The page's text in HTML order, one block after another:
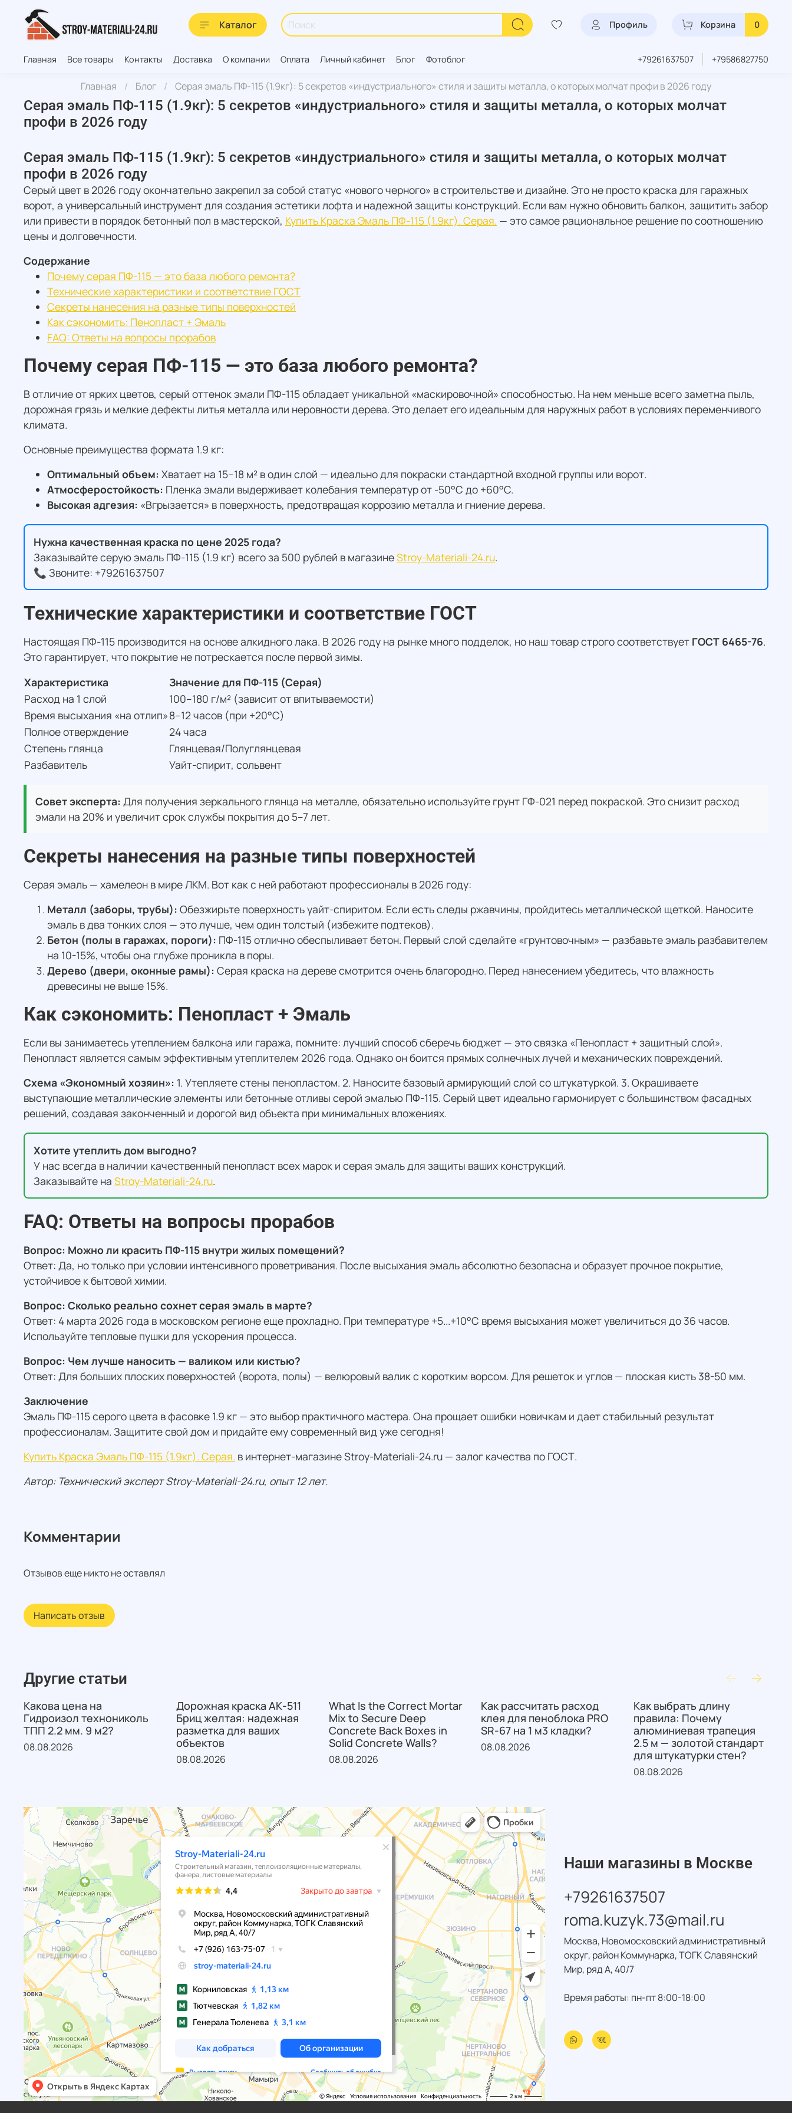
Каталог Профиль Корзина 0
Главная Все товары Контакты Доставка О компании Оплата Личный кабинет Блог Фотоблог +79261637507 +79586827750
Главная Блог Серая эмаль ПФ-115 (1.9кг): 5 секретов «индустриального» стиля и защиты металла, о которых молчат профи в 2026 году
Серая эмаль ПФ-115 (1.9кг): 5 секретов «индустриального» стиля и защиты металла, о которых молчат
профи в 2026 году
Серая эмаль ПФ-115 (1.9кг): 5 секретов «индустриального» стиля и защиты металла, о которых молчат
профи в 2026 году
Серый цвет в 2026 году окончательно закрепил за собой статус «нового черного» в строительстве и дизайне. Это не просто краска для гаражных
ворот, а универсальный инструмент для создания эстетики лофта и надежной защиты конструкций. Если вам нужно обновить балкон, защитить забор
или привести в порядок бетонный пол в мастерской, Купить Краска Эмаль ПФ-115 (1.9кг). Серая. — это самое рациональное решение по соотношению
цены и долговечности.
Содержание
Почему серая ПФ-115 — это база любого ремонта?
Технические характеристики и соответствие ГОСТ
Секреты нанесения на разные типы поверхностей
Как сэкономить: Пенопласт + Эмаль
FAQ: Ответы на вопросы прорабов
Почему серая ПФ-115 — это база любого ремонта?
В отличие от ярких цветов, серый оттенок эмали ПФ-115 обладает уникальной «маскировочной» способностью. На нем меньше всего заметна пыль,
дорожная грязь и мелкие дефекты литья металла или неровности дерева. Это делает его идеальным для наружных работ в условиях переменчивого
климата.
Основные преимущества формата 1.9 кг:
Оптимальный объем: Хватает на 15–18 м² в один слой — идеально для покраски стандартной входной группы или ворот.
Атмосферостойкость: Пленка эмали выдерживает колебания температур от -50°C до +60°C.
Высокая адгезия: «Вгрызается» в поверхность, предотвращая коррозию металла и гниение дерева.
Нужна качественная краска по цене 2025 года?
Заказывайте серую эмаль ПФ-115 (1.9 кг) всего за 500 рублей в магазинеStroy-Materiali-24.ru.
📞 Звоните: +79261637507
Технические характеристики и соответствие ГОСТ
Настоящая ПФ-115 производится на основе алкидного лака. В 2026 году на рынке много подделок, но наш товар строго соответствует ГОСТ 6465-76.
Это гарантирует, что покрытие не потрескается после первой зимы.
Характеристика
Значение для ПФ-115 (Серая)
Расход на 1 слой
100–180 г/м² (зависит от впитываемости)
Время высыхания «на отлип»8–12 часов (при +20°C)
Полное отверждение
24 часа
Степень глянца
Глянцевая/Полуглянцевая
Разбавитель
Уайт-спирит, сольвент
Совет эксперта: Для получения зеркального глянца на металле, обязательно используйте грунт ГФ-021 перед покраской. Это снизит расход
эмали на 20% и увеличит срок службы покрытия до 5–7 лет.
Секреты нанесения на разные типы поверхностей
Серая эмаль — хамелеон в мире ЛКМ. Вот как с ней работают профессионалы в 2026 году:
Металл (заборы, трубы): Обезжирьте поверхность уайт-спиритом. Если есть следы ржавчины, пройдитесь металлической щеткой. Наносите
эмаль в два тонких слоя — это лучше, чем один толстый (избежите подтеков).
Бетон (полы в гаражах, пороги): ПФ-115 отлично обеспыливает бетон. Первый слой сделайте «грунтовочным» — разбавьте эмаль разбавителем
на 10-15%, чтобы она глубже проникла в поры.
Дерево (двери, оконные рамы): Серая краска на дереве смотрится очень благородно. Перед нанесением убедитесь, что влажность
древесины не выше 15%.
Как сэкономить: Пенопласт + Эмаль
Если вы занимаетесь утеплением балкона или гаража, помните: лучший способ сберечь бюджет — это связка «Пенопласт + защитный слой».
Пенопласт является самым эффективным утеплителем 2026 года. Однако он боится прямых солнечных лучей и механических повреждений.
Схема «Экономный хозяин»: 1. Утепляете стены пенопластом. 2. Наносите базовый армирующий слой со штукатуркой. 3. Окрашиваете
выступающие металлические элементы или бетонные отливы серой эмалью ПФ-115. Серый цвет идеально гармонирует с большинством фасадных
решений, создавая законченный и дорогой вид объекта при минимальных вложениях.
Хотите утеплить дом выгодно?
У нас всегда в наличии качественный пенопласт всех марок и серая эмаль для защиты ваших конструкций.
Заказывайте на Stroy-Materiali-24.ru.
FAQ: Ответы на вопросы прорабов
Вопрос: Можно ли красить ПФ-115 внутри жилых помещений?
Ответ: Да, но только при условии интенсивного проветривания. После высыхания эмаль абсолютно безопасна и образует прочное покрытие,
устойчивое к бытовой химии.
Вопрос: Сколько реально сохнет серая эмаль в марте?
Ответ: 4 марта 2026 года в московском регионе еще прохладно. При температуре +5...+10°C время высыхания может увеличиться до 36 часов.
Используйте тепловые пушки для ускорения процесса.
Вопрос: Чем лучше наносить — валиком или кистью?
Ответ: Для больших плоских поверхностей (ворота, полы) — велюровый валик с коротким ворсом. Для решеток и углов — плоская кисть 38-50 мм.
Заключение
Эмаль ПФ-115 серого цвета в фасовке 1.9 кг — это выбор практичного мастера. Она прощает ошибки новичкам и дает стабильный результат
профессионалам. Защитите свой дом и придайте ему современный вид уже сегодня!
Купить Краска Эмаль ПФ-115 (1.9кг). Серая. в интернет-магазине Stroy-Materiali-24.ru — залог качества по ГОСТ.
Автор: Технический эксперт Stroy-Materiali-24.ru, опыт 12 лет.
Комментарии
Отзывов еще никто не оставлял
Написать отзыв
Другие статьи
Какова цена на
Гидроизол технониколь
ТПП 2.2 мм. 9 м2?
08.08.2026
Дорожная краска АК-511
Бриц желтая: надежная
разметка для ваших
объектов
08.08.2026
What Is the Correct Mortar
Mix to Secure Deep
Concrete Back Boxes in
Solid Concrete Walls?
08.08.2026
Как рассчитать расход
клея для пеноблока PRO
SR-67 на 1 м3 кладки?
08.08.2026
Как выбрать длину
правила: Почему
алюминиевая трапеция
2.5 м — золотой стандарт
для штукатурки стен?
08.08.2026
Наши магазины в Москве
+79261637507
roma.kuzyk.73@mail.ru
Москва, Новомосковский административный
округ, район Коммунарка, ТОГК Славянский
Мир, ряд А, 40/7
Время работы: пн-пт 8:00-18:00